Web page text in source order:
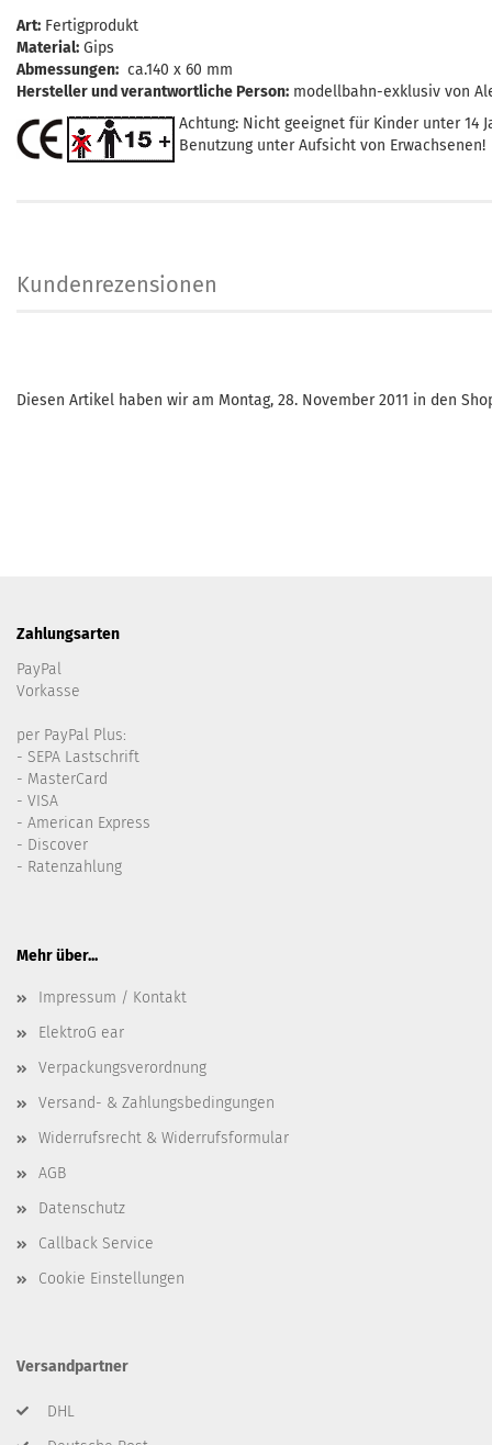
Art: Fertigprodukt
Material: Gips
Abmessungen: ca.140 x 60 mm
Hersteller und verantwortliche Person: modellbahn-exklusiv von
Achtung: Nicht geeignet für Kinder unter 14
Benutzung unter Aufsicht von Erwachsenen!
Kundenrezensionen
Diesen Artikel haben wir am Montag, 28. November 2011 in den
Zahlungsarten
PayPal
Vorkasse
per PayPal Plus:
- SEPA Lastschrift
- MasterCard
- VISA
- American Express
- Discover
- Ratenzahlung
Mehr über...
Impressum / Kontakt
ElektroG ear
Verpackungsverordnung
Versand- & Zahlungsbedingungen
Widerrufsrecht & Widerrufsformular
AGB
Datenschutz
Callback Service
Cookie Einstellungen
Versandpartner
DHL